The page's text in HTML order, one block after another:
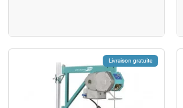
Livraison gratuite